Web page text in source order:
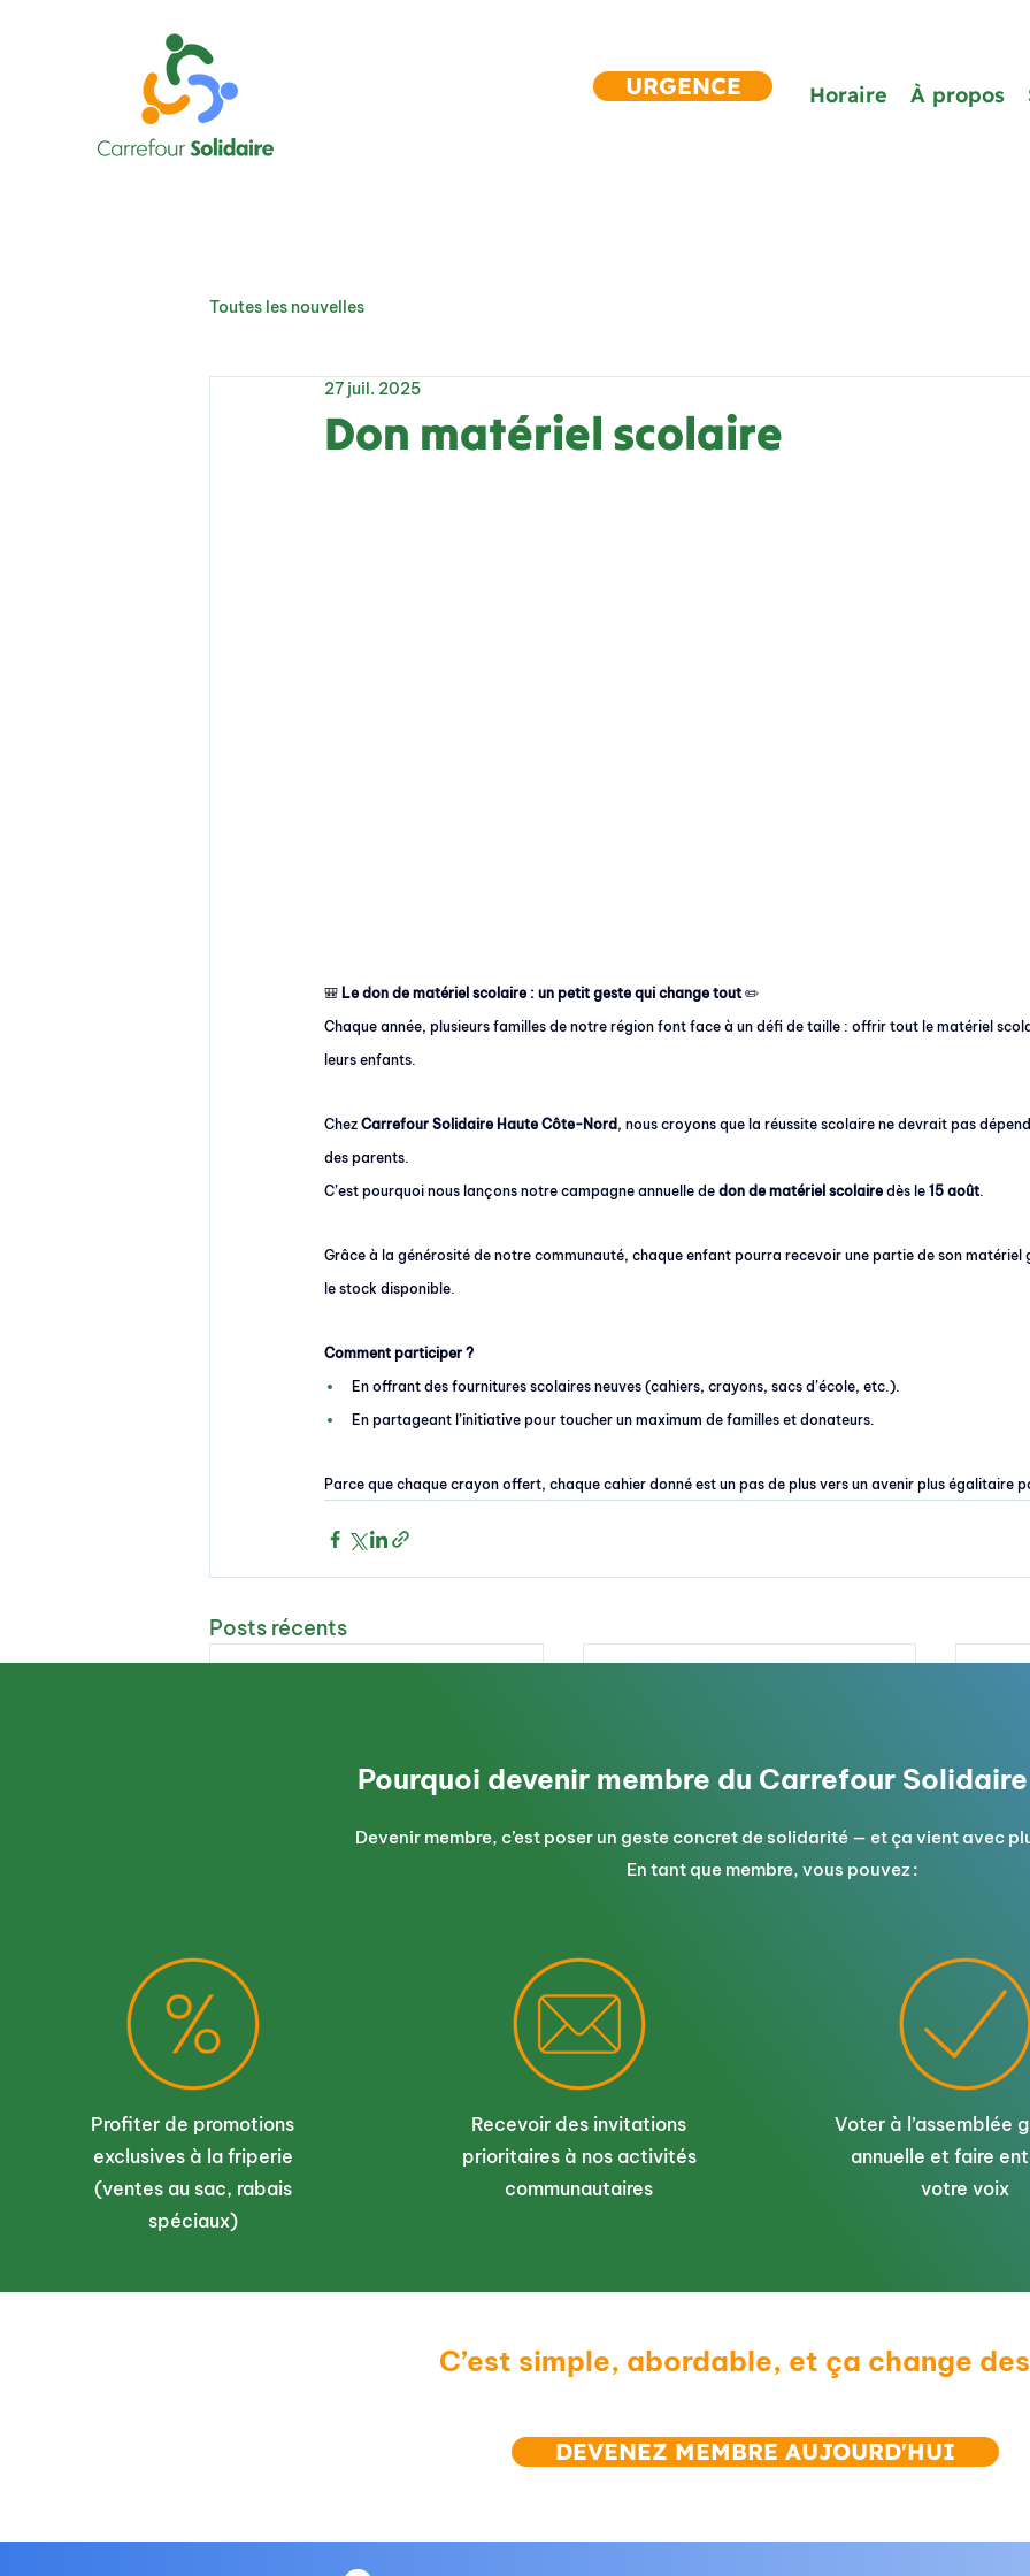
URGENCE Horaire À propos
Toutes les nouvelles
Don matériel scolaire
27 juil. 2025
🎒 Le don de matériel scolaire : un petit geste qui change tout ✏️
Chaque année, plusieurs familles de notre région font face à un défi de taille : offrir tout le matériel
leurs enfants.
Chez Carrefour Solidaire Haute Côte-Nord , nous croyons que la réussite scolaire ne devrait pas
des parents.
C’est pourquoi nous lançons notre campagne annuelle de don de matériel scolaire dès le 15 août.
Grâce à la générosité de notre communauté, chaque enfant pourra recevoir une partie de son matériel
le stock disponible.
Comment participer ?
En offrant des fournitures scolaires neuves (cahiers, crayons, sacs d’école, etc.).
En partageant l’initiative pour toucher un maximum de familles et donateurs.
Parce que chaque crayon offert, chaque cahier donné est un pas de plus vers un avenir plus égalitaire
Posts récents
Viens chiler au salon!
Une partie de balle au profit
Commentaires
Pourquoi devenir membre du Carrefour Solidaire
Devenir membre, c’est poser un geste concret de solidarité — et ça vient avec
En tant que membre, vous pouvez :
Profiter de promotions
exclusives à la friperie
(ventes au sac, rabais
spéciaux)
Recevoir des invitations
prioritaires à nos activités
communautaires
Voter à l’assemblée
annuelle et faire
votre voix
C’est simple, abordable, et ça change
DEVENEZ MEMBRE AUJOURD'HUI